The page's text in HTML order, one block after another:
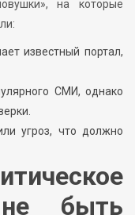
на которые
известный портал,
СМИ, однако
угроз, что должно
быть